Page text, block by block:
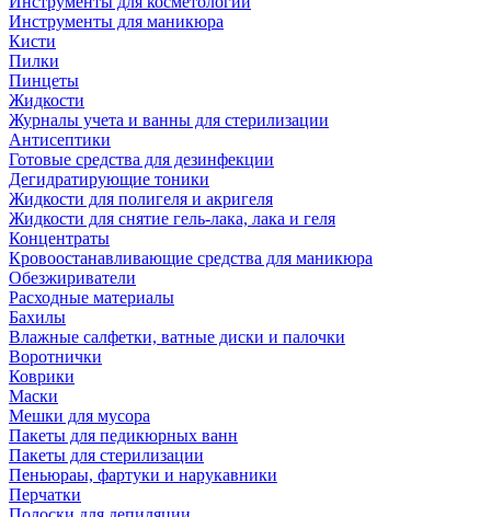
Инструменты для маникюра
Кисти
Пилки
Пинцеты
Жидкости
Журналы учета и ванны для стерилизации
Антисептики
Готовые средства для дезинфекции
Дегидратирующие тоники
Жидкости для полигеля и акригеля
Жидкости для снятие гель-лака, лака и геля
Концентраты
Кровоостанавливающие средства для маникюра
Обезжириватели
Расходные материалы
Бахилы
Влажные салфетки, ватные диски и палочки
Воротнички
Коврики
Маски
Мешки для мусора
Пакеты для педикюрных ванн
Пакеты для стерилизации
Пеньюраы, фартуки и нарукавники
Перчатки